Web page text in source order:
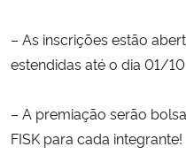
Ministério do Turismo
Ministério do Desenvolvimento
– As inscrições estão
estendidas até o dia 01/10
– A premiação serão
FISK para cada integrante!